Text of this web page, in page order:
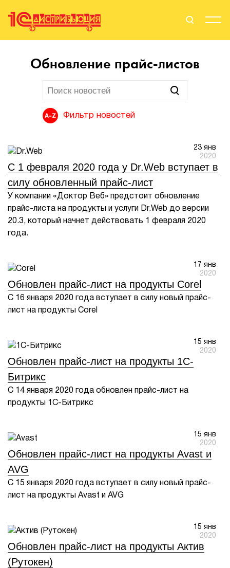
Поиск Вход
Стать Партнером
Вендоры
Партнерам
Сервисы для партнеров
Обновление прайс-листов
Фильтр новостей
23 янв
2020
С 1 февраля 2020 года у Dr.Web вступает в
силу обновленный прайс-лист
У компании «Доктор Веб» предстоит обновление
прайс-листа на продукты и услуги Dr.Web до версии
20.3, который начнет действовать 1 февраля 2020
года.
17 янв
2020
Обновлен прайс-лист на продукты Corel
С 16 января 2020 года вступает в силу новый прайс-
лист на продукты Corel
15 янв
2020
Обновлен прайс-лист на продукты 1С-
Битрикс
С 14 января 2020 года обновлен прайс-лист на
продукты 1С-Битрикс
15 янв
2020
Обновлен прайс-лист на продукты Avast и
AVG
С 15 января 2020 года вступает в силу новый прайс-
лист на продукты Avast и AVG
15 янв
2020
Обновлен прайс-лист на продукты Актив
(Рутокен)